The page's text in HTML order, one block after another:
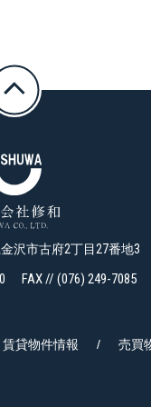
沢市古府2丁目27番地3
FAX // (076) 249-7085
賃貸物件情報 / 売買